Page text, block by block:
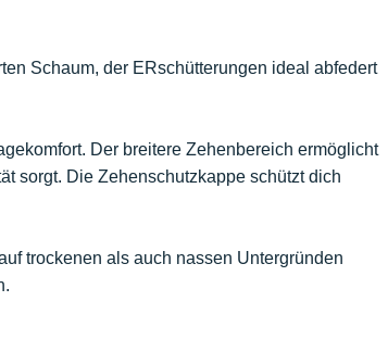
Schaum, der ERschütterungen ideal abfedert
Der breitere Zehenbereich ermöglicht
sorgt. Die Zehenschutzkappe schützt dich
trockenen als auch nassen Untergründen